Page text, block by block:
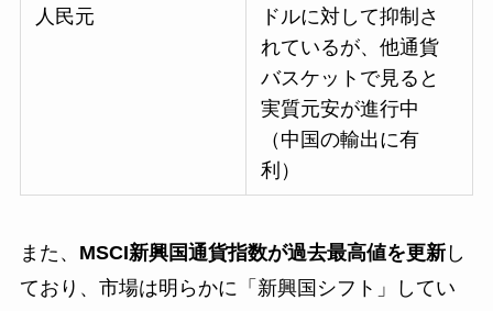
人民元
ドルに対して抑制さ
れているが、他通貨
バスケットで見ると
実質元安が進行中
（中国の輸出に有
利）
また、 MSCI新興国通貨指数が過去最高値を更新し
ており、市場は明らかに「新興国シフト」してい